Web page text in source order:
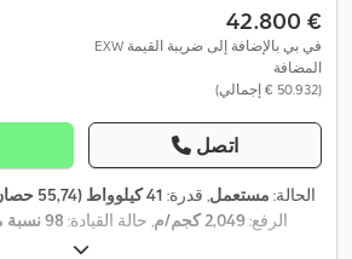
‏42.800 €
EXW في بي بالإضافة إلى ضريبة القيمة
المضافة
(‏50.932 € إجمالي)
اتصل
الحالة: مستعمل, قدرة: 41 كيلوواط (55,74 حصان)
الرفع:2,049 كجم/م , حالة القيادة: 98 نسبة مئوية
, معدات: